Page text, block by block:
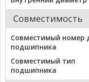
Совместимость
Совместимый номер
подшипника
Совместимый тип
подшипника